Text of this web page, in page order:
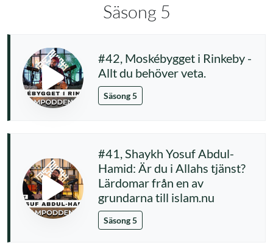
Säsong 5
#42, Moskébygget i Rinkeby -
Allt du behöver veta.
Säsong 5
#41, Shaykh Yosuf Abdul-
Hamid: Är du i Allahs tjänst?
Lärdomar från en av
grundarna till islam.nu
Säsong 5